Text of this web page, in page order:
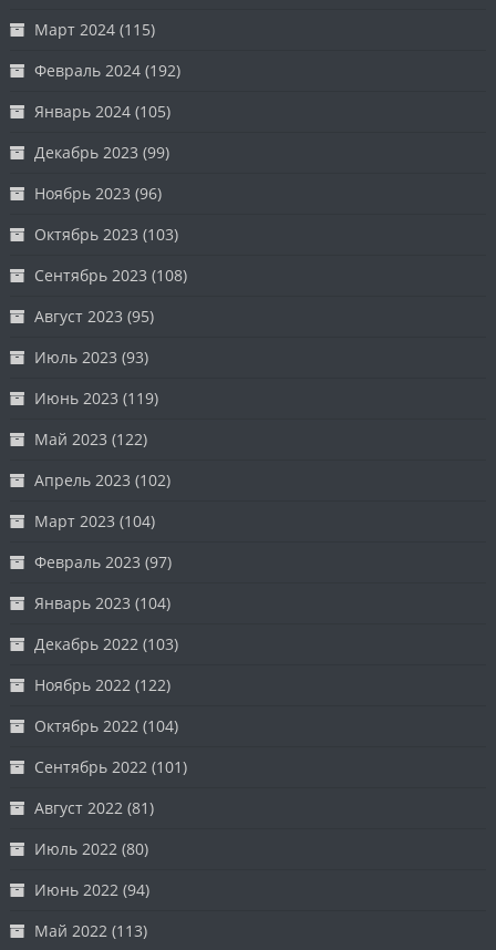
Март 2024 (115)
Февраль 2024 (192)
Январь 2024 (105)
Декабрь 2023 (99)
Ноябрь 2023 (96)
Октябрь 2023 (103)
Сентябрь 2023 (108)
Август 2023 (95)
Июль 2023 (93)
Июнь 2023 (119)
Май 2023 (122)
Апрель 2023 (102)
Март 2023 (104)
Февраль 2023 (97)
Январь 2023 (104)
Декабрь 2022 (103)
Ноябрь 2022 (122)
Октябрь 2022 (104)
Сентябрь 2022 (101)
Август 2022 (81)
Июль 2022 (80)
Июнь 2022 (94)
Май 2022 (113)